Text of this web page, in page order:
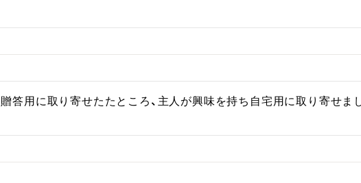
贈答用に取り寄せたたところ、主人が興味を持ち自宅用に取り寄せま